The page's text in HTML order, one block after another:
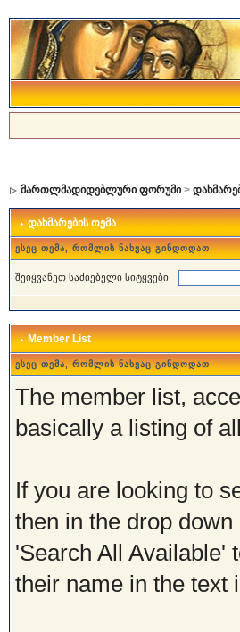
მართლმადიდებლური ფორუმი>
დახმარების თემა
ესეც თემა, რომლის ნახვაც გინდოდათ
შეიყვანეთ საძიებელი სიტყვები
Member List
ესეც თემა, რომლის ნახვაც გინდოდათ
The member list,
basically a listing of
If you are looking to
then in the drop
'Search All Available'
their name in the text